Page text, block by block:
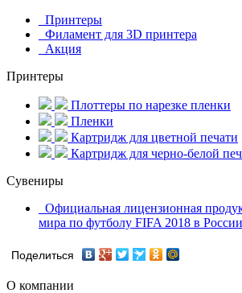
Принтеры
Филамент для 3D принтера
Акция
Принтеры
Плоттеры по нарезке пленки
Пленки
Картридж для цветной печати
Картридж для черно-белой
Сувениры
Официальная лицензионная
мира по футболу FIFA 2018 в
Поделиться
О компании